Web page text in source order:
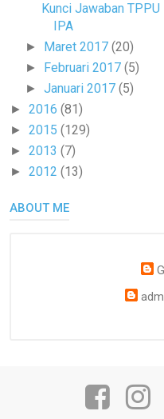
Kunci Jawaban
IPA
► Maret 2017(20)
► Februari 2017(5)
►Januari 2017(5)
► 2016 (81)
► 2015 (129)
► 2013 (7)
► 2012 (13)
ABOUT ME